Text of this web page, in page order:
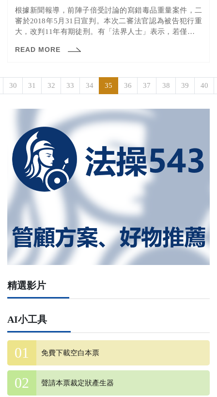
根據新聞報導，前陣子倍受討論的寫錯毒品重量案件，二
審於2018年5月31日宣判。本次二審法官認為被告犯行重
大，改判11年有期徒刑。有「法界人士」表示，若僅被告
最終結果仍未定。
READ MORE
30 31 32 33 34 35 36 37 38 39 40
精選影片
AI小工具
免費下載空白本票
聲請本票裁定狀產生器